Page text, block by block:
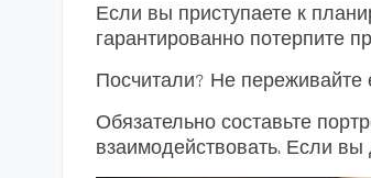
Если вы приступаете к
гарантированно потерпите
Посчитали? Не переживайте
Обязательно составьте
взаимодействовать. Если вы